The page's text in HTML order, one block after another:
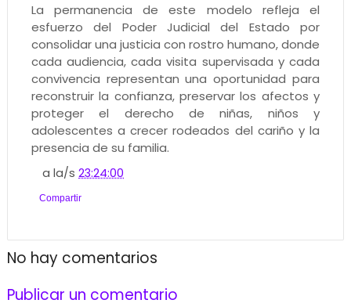
La permanencia de este modelo refleja el
esfuerzo del Poder Judicial del Estado por
consolidar una justicia con rostro humano, donde
cada audiencia, cada visita supervisada y cada
convivencia representan una oportunidad para
reconstruir la confianza, preservar los afectos y
proteger el derecho de niñas, niños y
adolescentes a crecer rodeados del cariño y la
presencia de su familia.
a la/s23:24:00
Compartir
No hay comentarios
Publicar un comentario